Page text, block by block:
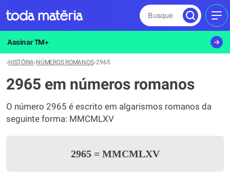
Busque
Assinar TM+
›HISTÓRIA›NÚMEROS ROMANOS›2965
2965 em números romanos
O número 2965 é escrito em algarismos romanos da
seguinte forma: MMCMLXV
2965 =MMCMLXV